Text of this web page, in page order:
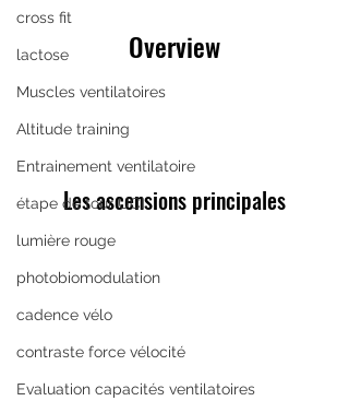
cross fit
lactose
Muscles ventilatoires
Altitude training
Entrainement ventilatoire
étape de tour UCI
lumière rouge
photobiomodulation
cadence vélo
contraste force vélocité
Evaluation capacités ventilatoires
Overview
Les ascensions principales